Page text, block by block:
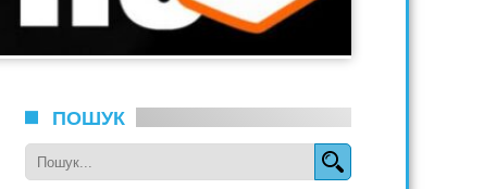
ПОШУК